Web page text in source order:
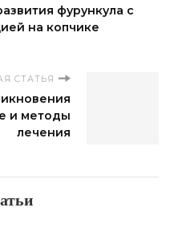
фурункула с
на копчике
СТАТЬЯ
и методы
лечения